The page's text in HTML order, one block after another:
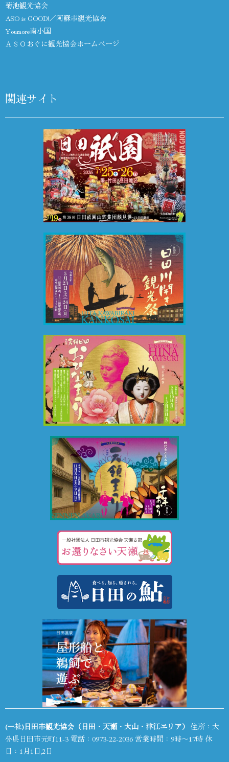
菊池観光協会
ASO is GOOD!／阿蘇市観光協会
Youmore南小国
ＡＳＯおぐに観光協会ホームページ
関連サイト
(一社)日田市観光協会（日田・天瀬・大山・津江エリア） 住所：大
分県日田市元町11-3 電話： 0973-22-2036 営業時間：9時～17時 休
日：1月1日,2日